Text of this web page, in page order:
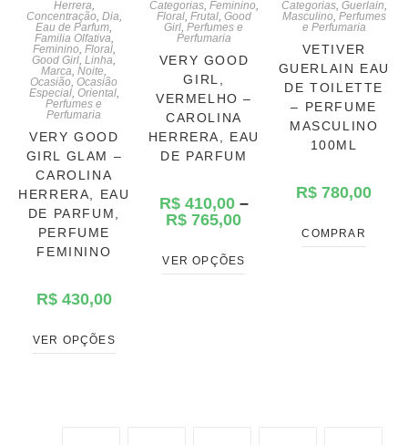
Herrera
Concentração, Dia
Eau de Parfum
Familia Olfativa
Feminino, Floral,
Good Girl ,Linha
Marca ,Noite
Ocasião ,Ocasião
Especial, Oriental,
Perfumes e
Perfumaria
VERY GOOD
GIRL GLAM –
CAROLINA
HERRERA, EAU
DE PARFUM,
PERFUME
FEMININO
R$430,00
VER OPÇÕES
Categorias, Feminino,
Floral, Frutal, Good
Girl ,Perfumes e
Perfumaria
VERY GOOD
GIRL,
VERMELHO –
CAROLINA
HERRERA, EAU
DE PARFUM
R$410,00–
R$ 765,00
VER OPÇÕES
Categorias, Guerlain
Masculino, Perfumes
e Perfumaria
VETIVER
GUERLAIN EAU
DE TOILETTE
– PERFUME
MASCULINO
100ML
R$ 780,00
COMPRAR